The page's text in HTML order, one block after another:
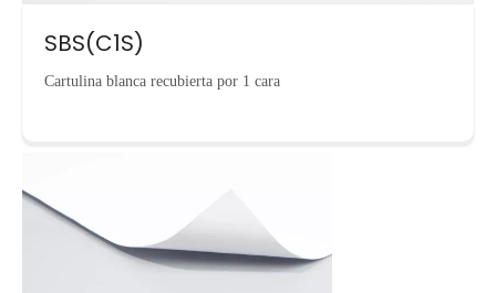
SBS(C1S)
Cartulina blanca recubierta por 1 cara